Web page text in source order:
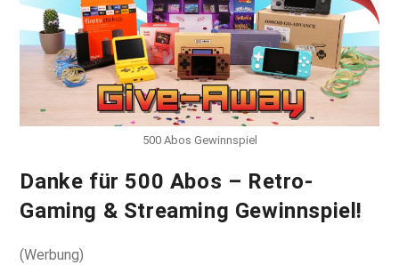
500 Abos Gewinnspiel
Danke für 500 Abos – Retro-
Gaming & Streaming Gewinnspiel!
(Werbung)